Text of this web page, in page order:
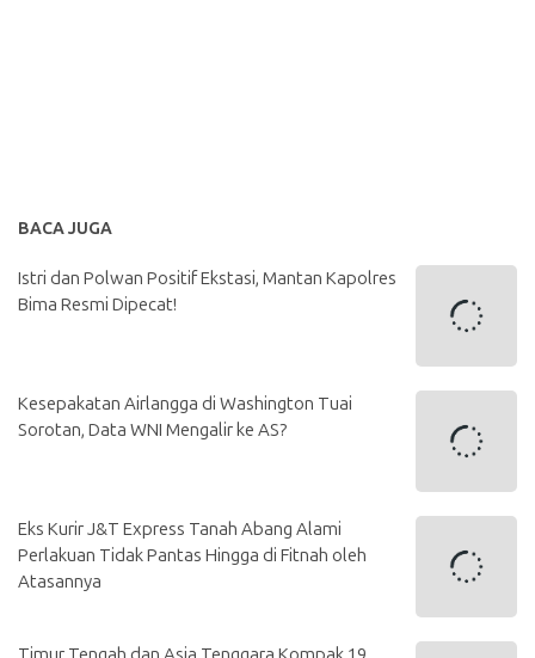
BACA JUGA
Istri dan Polwan Positif Ekstasi, Mantan Kapolres
Bima Resmi Dipecat!
Kesepakatan Airlangga di Washington Tuai
Sorotan, Data WNI Mengalir ke AS?
Eks Kurir J&T Express Tanah Abang Alami
Perlakuan Tidak Pantas Hingga di Fitnah oleh
Atasannya